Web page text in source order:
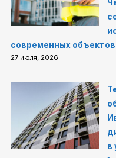
современных объектов
27 июля, 2026
в